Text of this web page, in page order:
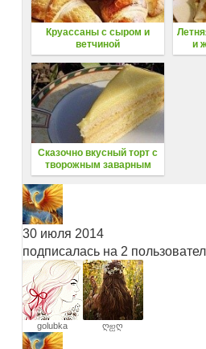
Круассаны с сыром и
ветчиной
и
Сказочно вкусный торт с
творожным заварным
кремом
30 июля 2014
подписалась на 2
golubka
ღஐღ